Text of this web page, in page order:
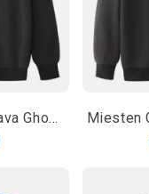
Miesten Heijastava Ghost Print Street Style Neulepusero Kiristysnyörillinen Huppari